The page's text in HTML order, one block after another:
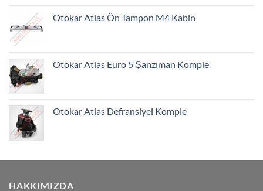
Otokar Atlas Ön Tampon M4 Kabin
Otokar Atlas Euro 5 Şanzıman Komple
Otokar Atlas Defransiyel Komple
HAKKIMIZDA